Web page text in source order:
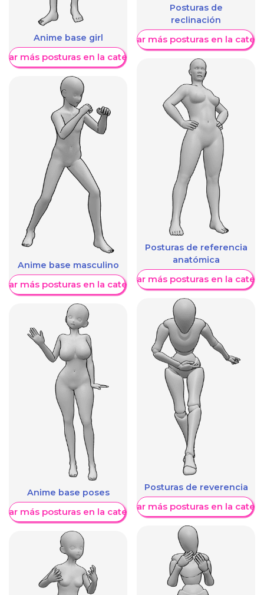
Anime base girl
más posturas en la categoría
Anime base masculino
más posturas en la categoría
Anime base poses
más posturas en la categoría
Posturas de
reclinación
Mostrar más posturas en la
Posturas de referencia
anatómica
Mostrar más posturas en la
Posturas de reverencia
Mostrar más posturas en la